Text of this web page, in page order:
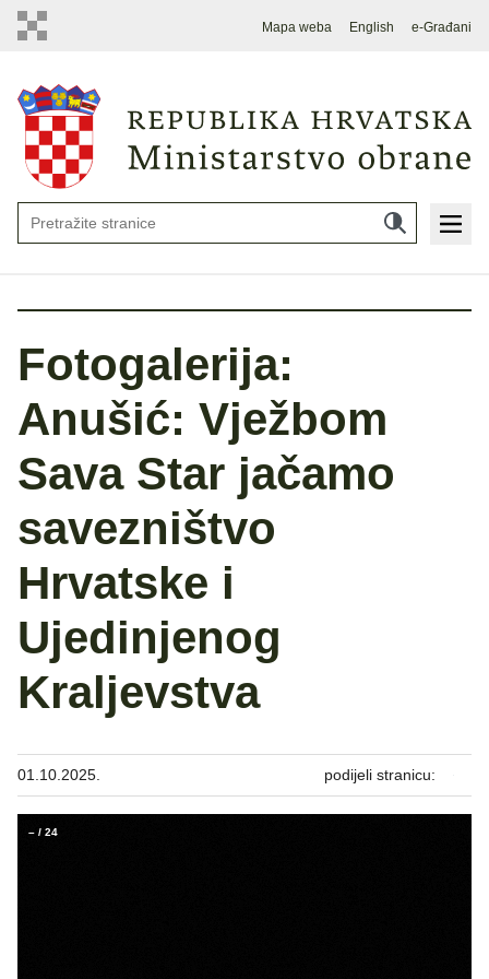
Mapa weba English e-Građani
Fotogalerija:
Anušić: Vježbom
Sava Star jačamo
savezništvo
Hrvatske i
Ujedinjenog
Kraljevstva
01.10.2025. podijeli stranicu:
– / 24